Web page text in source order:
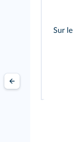
Sur le